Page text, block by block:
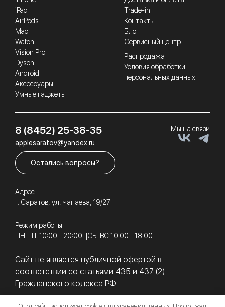
iPad
AirPods
Mac
Watch
Vision Pro
Dyson
Android
Аксессуары
Умные гаджеты
Trade-in
Контакты
Блог
Сервисный центр
Распродажа
Условия обработки
персональных данных
8 (8452) 25-38-35
applesaratov@yandex.ru
Остались вопросы?
Адрес
г. Саратов, ул. Чапаева, 19/27
Режим работы
ПН-ПТ 10:00 - 20:00
СБ-ВС 10:00 - 18:00
Сайт не является публичной офертой в
соответствии со статьями 435 и 437 (2)
Гражданского кодекса РФ.
Мы на связи